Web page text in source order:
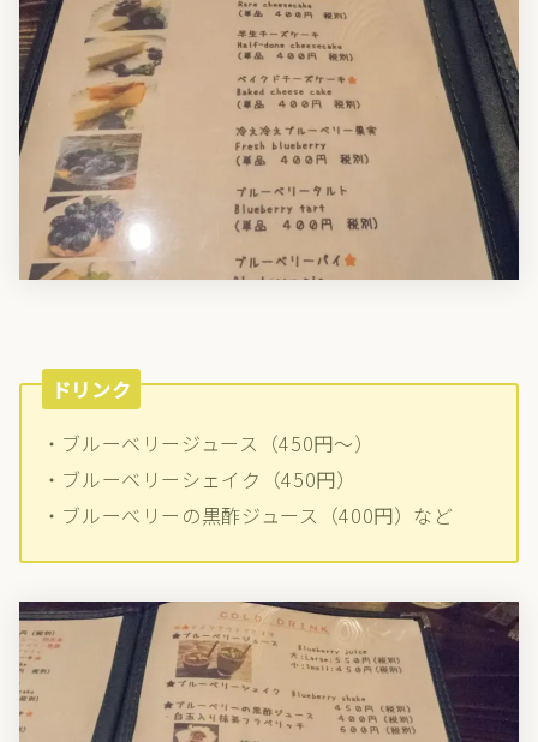
ドリンク
・ブルーベリージュース（450円～）
・ブルーベリーシェイク（450円）
・ブルーべリーの黒酢ジュース（400円）など